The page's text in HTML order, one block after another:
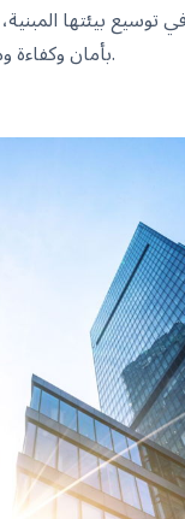
توسيع بيئتها
بأمان وكفاءة ومتماشى مع الأهداف التشغيلية طويلة الأمد.